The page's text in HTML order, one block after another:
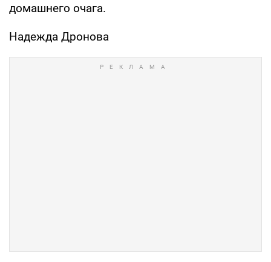
домашнего очага.
Надежда Дронова